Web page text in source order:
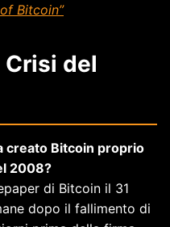
Bitcoin”
Crisi del
creato Bitcoin proprio
2008?
di Bitcoin il 31
dopo il fallimento di